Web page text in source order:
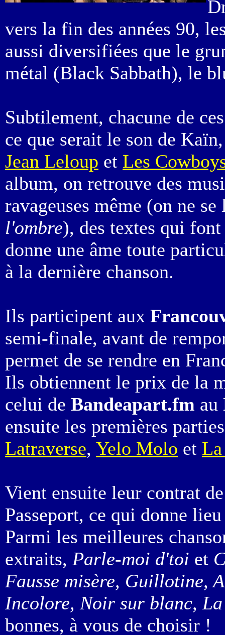
vers la fin des années 90,
aussi diversifiées que le
métal (Black Sabbath), le
Subtilement, chacune de
ce que serait le son de
Jean Leloup et Les
album, on retrouve des
ravageuses même (on ne
l'ombre), des textes qui
donne une âme toute
à la dernière chanson.
Ils participent aux
semi-finale, avant de
permet de se rendre en
Ils obtiennent le prix de la
celui de Bandeapart.fm au
ensuite les premières
Latraverse, Yelo Molo et
Vient ensuite leur contrat
Passeport, ce qui donne
Parmi les meilleures
extraits, Parle-moi d'toi et
Fausse misère, Guillotine,
Incolore, Noir sur blanc,
bonnes, à vous de choisir !